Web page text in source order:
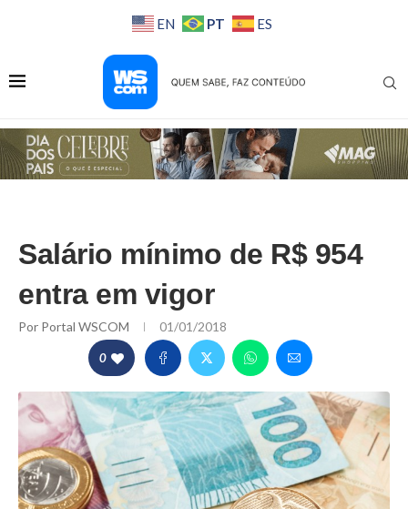
EN PT ES
Salário mínimo de R$ 954
entra em vigor
Por Portal WSCOM 01/01/2018
0